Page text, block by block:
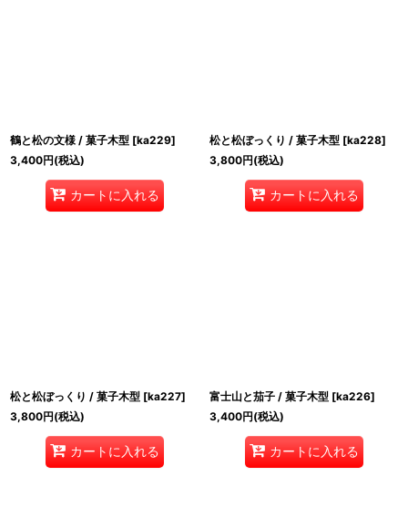
鶴と松の文様 / 菓子木型 [ka229]
3,400円(税込)
カートに入れる
松と松ぼっくり / 菓子木型 [ka228]
3,800円(税込)
カートに入れる
松と松ぼっくり / 菓子木型 [ka227]
3,800円(税込)
カートに入れる
富士山と茄子 / 菓子木型 [ka226]
3,400円(税込)
カートに入れる